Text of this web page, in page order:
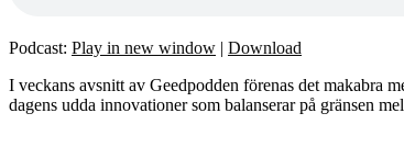
Podcast: Play in new window | Download
I veckans avsnitt av Geedpodden förenas det makabra
dagens udda innovationer som balanserar på gränsen